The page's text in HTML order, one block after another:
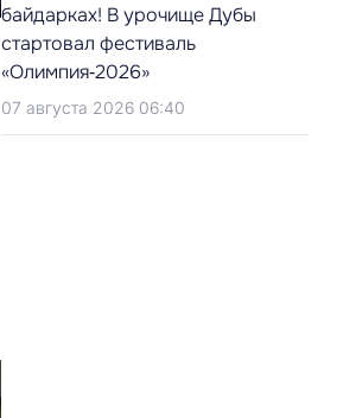
байдарках! В урочище Дубы
стартовал фестиваль
«Олимпия‑2026»
07 августа 2026 06:40